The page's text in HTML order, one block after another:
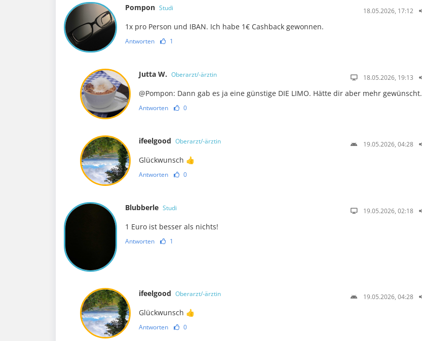
Pompon Studi 18.05.2026, 17:12
1x pro Person und IBAN. Ich habe 1€ Cashback gewonnen.
Antworten 1
Jutta W. Oberarzt/-ärztin 18.05.2026, 19:13
@Pompon: Dann gab es ja eine günstige DIE LIMO. Hätte dir aber mehr gewünscht.
Antworten 0
ifeelgood Oberarzt/-ärztin 19.05.2026, 04:28
Glückwunsch 👍
Antworten 0
Blubberle Studi 19.05.2026, 02:18
1 Euro ist besser als nichts!
Antworten 1
ifeelgood Oberarzt/-ärztin 19.05.2026, 04:28
Glückwunsch 👍
Antworten 0